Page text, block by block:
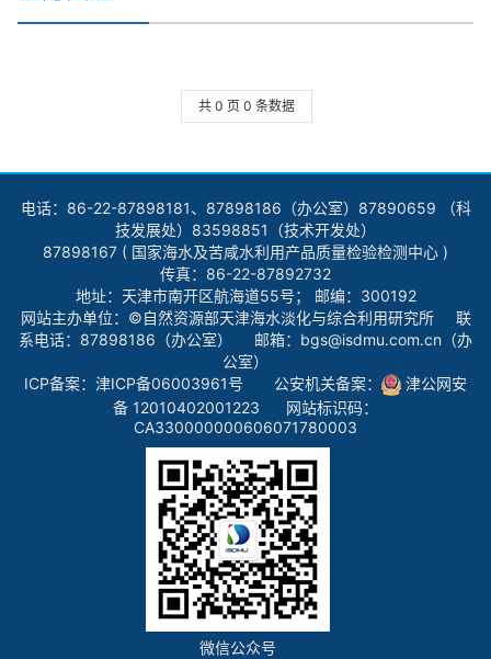
共 0 页 0 条数据
电话：86-22-87898181、87898186（办公室）87890659 （科
技发展处）83598851（技术开发处）
87898167 ( 国家海水及苦咸水利用产品质量检验检测中心 )
传真：86-22-87892732
地址：天津市南开区航海道55号； 邮编：300192
网站主办单位：©自然资源部天津海水淡化与综合利用研究所 联
系电话：87898186（办公室） 邮箱：bgs@isdmu.com.cn（办
公室）
ICP备案： 津ICP备06003961号 公安机关备案：
津公网安
备 12010402001223 网站标识码：
CA330000000606071780003
微信公众号